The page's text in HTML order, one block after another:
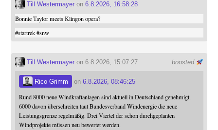
Till Westermayeron 6.8.2026, 16:58:28
Bonnie Taylor meets Klingon opera?
#startrek #snw
boosted
Till Westermayeron 6.8.2026, 15:07:27
Rico Grimm on 6.8.2026, 08:46:25
Rund 8000 neue Windkraftanlagen sind aktuell in Deutschland genehmigt.
6000 davon überschreiten laut Bundesverband Windenergie die neue
Leistungsgrenze regelmäßig. Drei Viertel der schon durchgeplanten
Windprojekte müssen neu bewertet werden.